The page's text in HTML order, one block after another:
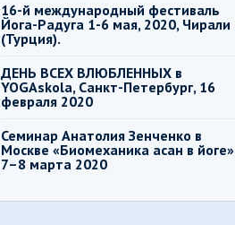
16-й международный фестиваль
Йога-Радуга 1-6 мая, 2020, Чирали
(Турция).
ДЕНЬ ВСЕХ ВЛЮБЛЕННЫХ в
YOGAskola, Санкт-Петербург, 16
февраля 2020
Семинар Анатолия Зенченко в
Москве «Биомеханика асан в йоге»
7–8 марта 2020